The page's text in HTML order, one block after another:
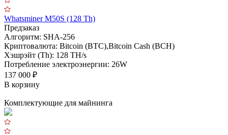
Whatsminer M50S (128 Th)
Предзаказ
Алгоритм: SHA-256
Криптовалюта: Bitcoin (BTC),Bitcoin Cash (BCH)
Хэшрэйт (Th): 128 TH/s
Потребление электроэнергии: 26W
137 000 ₽
В корзину
Комплектующие для майнинга